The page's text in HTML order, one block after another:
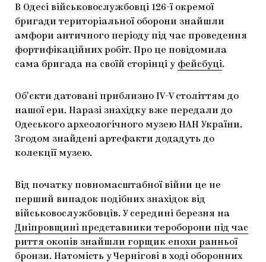
CARPATHIAN CULT ПРО РІЗДВЯНІ СВЯТА
В Одесі військовослужбовці 126-ї окремої
бригади територіальної оборони знайшли
амфори античного періоду під час проведення
фортифікаційних робіт. Про це повідомила
сама бригада на своїй сторінці у фейсбуці.
Обʼєкти датовані приблизно IV-V століттям до
нашої ери. Наразі знахідку вже передали до
Одеського археологічного музею НАН України.
Згодом знайдені артефакти додадуть до
колекції музею.
Від початку повномасштабної війни це не
перший випадок подібних знахідок від
військовослужбовців. У середині березня на
Дніпровщині представники тероборони під час
риття окопів знайшли горщик епохи ранньої
бронзи. Натомість у Чернігові в ході оборонних